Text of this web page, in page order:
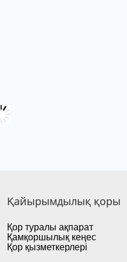
Қайырымдылық қоры
Қор туралы ақпарат
Қамқоршылық кеңес
Қор қызметкерлері